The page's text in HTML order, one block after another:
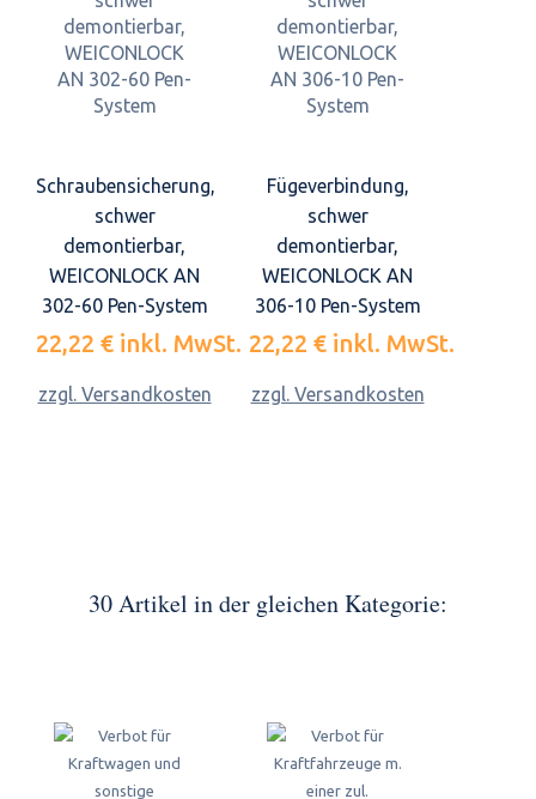
Schraubensicherung,
schwer
demontierbar,
WEICONLOCK AN
302-60 Pen-System
22,22 € inkl. MwSt.
zzgl. Versandkosten
Fügeverbindung,
schwer
demontierbar,
WEICONLOCK AN
306-10 Pen-System
22,22 € inkl. MwSt.
zzgl. Versandkosten
30 Artikel in der gleichen Kategorie: